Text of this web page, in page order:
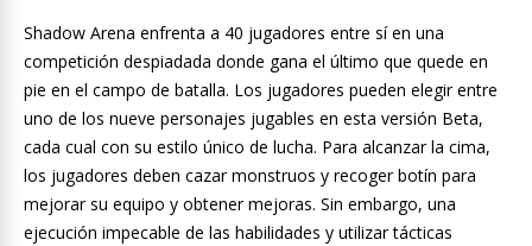
Shadow Arena enfrenta a 40 jugadores entre sí en una
competición despiadada donde gana el último que quede en
pie en el campo de batalla. Los jugadores pueden elegir entre
uno de los nueve personajes jugables en esta versión Beta,
cada cual con su estilo único de lucha. Para alcanzar la cima,
los jugadores deben cazar monstruos y recoger botín para
mejorar su equipo y obtener mejoras. Sin embargo, una
ejecución impecable de las habilidades y utilizar tácticas